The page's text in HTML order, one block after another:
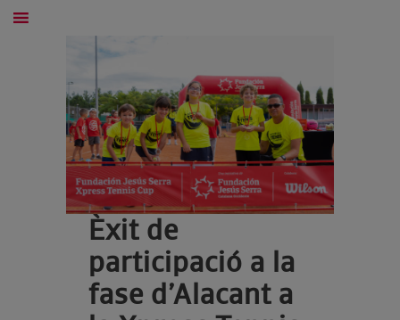
Èxit de
participació a la
fase d’Alacant a